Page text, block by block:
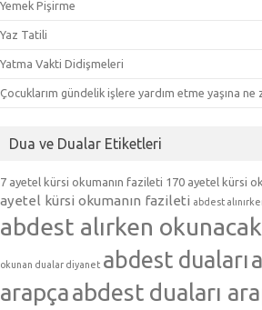
Yemek Pişirme
Yaz Tatili
Yatma Vakti Didişmeleri
Çocuklarım gündelik işlere yardım etme yaşına ne
Dua ve Dualar Etiketleri
7 ayetel kürsi okumanın fazileti 170 ayetel kürsi
ayetel kürsi okumanın fazileti abdest
abdest alırken
okunan dualar diyanet abdest duaları
arapçaabdest duaları